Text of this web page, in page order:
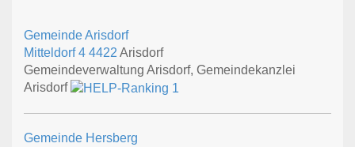
Gemeinde Arisdorf
Mitteldorf 4 4422 Arisdorf
Gemeindeverwaltung Arisdorf, Gemeindekanzlei
Arisdorf
Gemeinde Hersberg